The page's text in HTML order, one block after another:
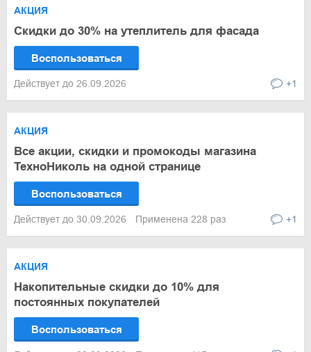
АКЦИЯ
Скидки до 30% на утеплитель для фасада
Воспользоваться
Действует до 26.09.2026 +1
АКЦИЯ
Все акции, скидки и промокоды магазина
ТехноНиколь на одной странице
Воспользоваться
Действует до 30.09.2026 Применена 228 раз +1
АКЦИЯ
Накопительные скидки до 10% для
постоянных покупателей
Воспользоваться